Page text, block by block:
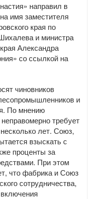
направил в
имя заместителя
края по
и министра
Александра
со ссылкой на
чиновников
и
По мнению
требует
лет. Союз,
взыскать с
проценты за
При этом
что фабрика и Союз
сотрудничества,